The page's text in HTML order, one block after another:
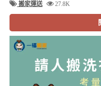
搬家運送 27.8K